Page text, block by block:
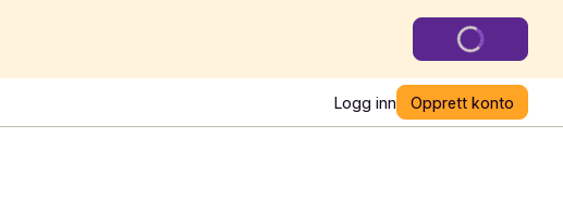
Logg inn Opprett konto